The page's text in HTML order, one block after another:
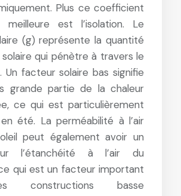
Plus ce coefficient
est l’isolation. Le
(g) représente la quantité
qui pénètre à travers le
Un facteur solaire bas signifie
grande partie de la chaleur
ce qui est particulièrement
été. La perméabilité à l’air
peut également avoir un
l’étanchéité à l’air du
qui est un facteur important
constructions basse